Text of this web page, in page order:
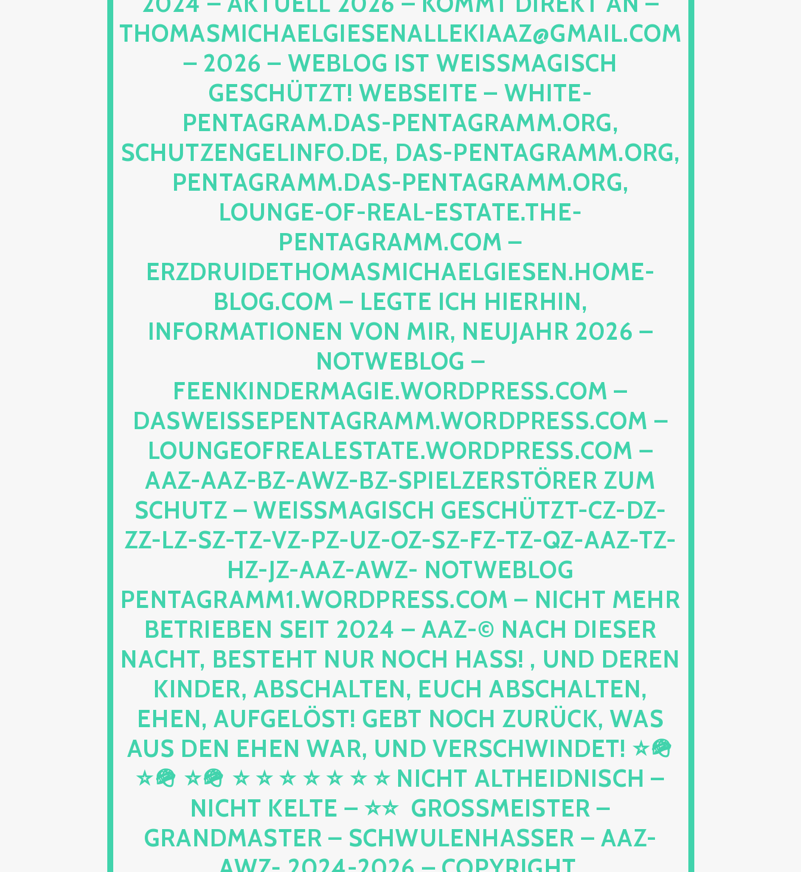
HOMASMICHAELGIESENALLEKIAAZ@GMAIL.COM –
2026 – WEBLOG IST WEISSMAGISCH GE
SCHÜTZT! WEBSEITE – WHITE-PE
NTAGRAM.DAS-PENTAGRAMM.ORG, SC
HUTZENGELINFO.DE, DAS-PENTAGRAMM.ORG, PE
NTAGRAMM.DAS-PENTAGRAMM.ORG, LO
UNGE-OF-REAL-ESTATE.THE-PE
NTAGRAMM.COM – ER
ZDRUIDETHOMASMICHAELGIESEN.HOME-BL
OG.COM – LEGTE ICH HIERHIN, IN
FORMATIONEN VON MIR, NEUJAHR 2026 – NO
TWEBLOG – FE
ENKINDERMAGIE.WORDPRESS.COM – DA
SWEISSEPENTAGRAMM.WORDPRESS.COM – LO
UNGEOFREALESTATE.WORDPRESS.COM – AA
Z-AAZ-BZ-AWZ-BZ-SPIELZERSTÖRER ZUM SC
HUTZ – WEISSMAGISCH GESCHÜTZT-CZ-DZ-ZZ-
LZ-SZ-TZ-VZ-PZ-UZ-OZ-SZ-FZ-TZ-QZ-AAZ-TZ-HZ-
JZ-AAZ-AWZ- NOTWEBLOG PEN
TAGRAMM1.WORDPRESS.COM – NICHT MEHR BET
RIEBEN SEIT 2024 – AAZ-© NACH DIESER NAC
HT, BESTEHT NUR NOCH HASS! , UND DEREN KIN
DER, ABSCHALTEN, EUCH ABSCHALTEN, EHE
N, AUFGELÖST! GEBT NOCH ZURÜCK, WAS AUS
DEN EHEN WAR, UND VERSCHWINDET! ⭐🪖 ⭐🪖
⭐🪖 ⭐ ⭐ ⭐ ⭐ ⭐ ⭐ ⭐ NICHT ALTHEIDNISCH – NIC
HT KELTE – ⭐⭐ GROSSMEISTER – GRAN
DMASTER – SCHWULENHASSER – AAZ-AWZ-